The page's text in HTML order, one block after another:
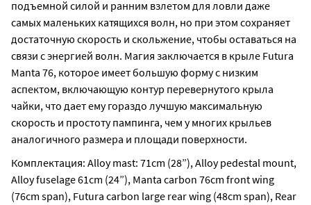
подъемной силой и ранним взлетом для ловли даже
самых маленьких катящихся волн, но при этом сохраняет
достаточную скорость и скольжение, чтобы оставаться на
связи с энергией волн. Магия заключается в крыле Futura
Manta 76, которое имеет большую форму с низким
аспектом, включающую контур перевернутого крыла
чайки, что дает ему гораздо лучшую максимальную
скорость и простоту пампинга, чем у многих крыльев
аналогичного размера и площади поверхности.
Комплектация: Alloy mast: 71cm (28”), Alloy pedestal mount,
Alloy fuselage 61cm (24”), Manta carbon 76cm front wing
(76cm span), Futura carbon large rear wing (48cm span), Rear